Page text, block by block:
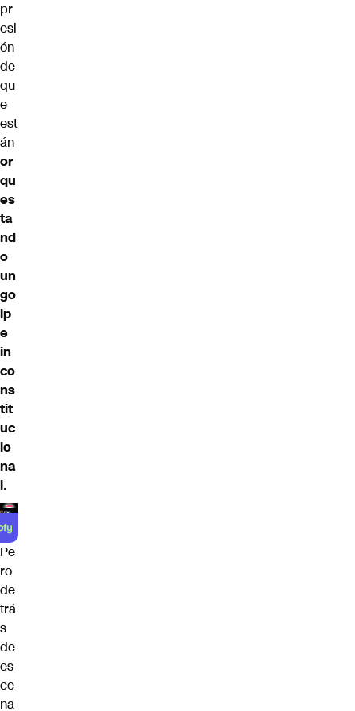
pr
esi
ón
de
qu
e
est
án
or
qu
es
ta
nd
o
un
go
lp
e
in
co
ns
tit
uc
io
na
l.
Pe
ro
de
trá
s
de
es
ce
na